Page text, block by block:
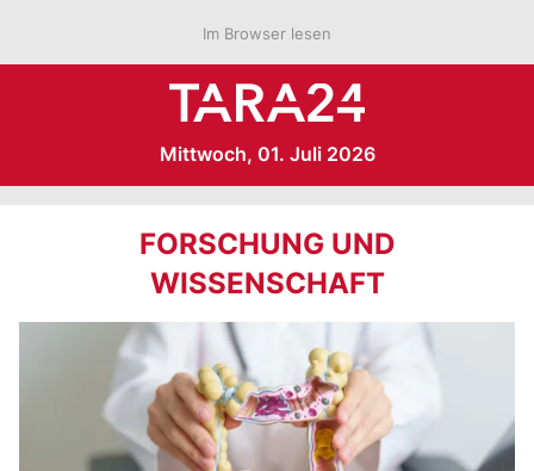
Im Browser lesen
Mittwoch, 01. Juli 2026
FORSCHUNG UND
WISSENSCHAFT